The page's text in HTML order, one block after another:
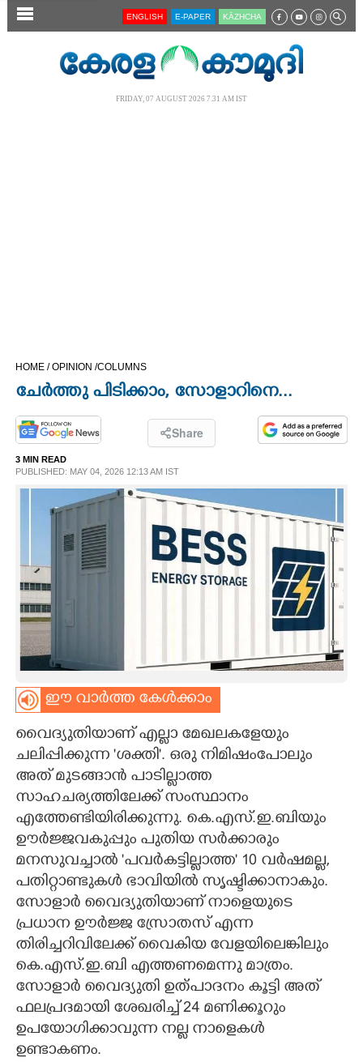
SECTIONS
OPINION
PHOTOS
LIFESTYLE
SPIRITUAL
INFO+
ART
ASTRO
CARTOONS
LITERATURE
ZOOM
CONTACT US
ENGLISH E-PAPER KĀZHCHA
FRIDAY, 07 AUGUST 2026 7.31 AM IST
HOME /OPINION /COLUMNS
ചേർത്തു പിടിക്കാം, സോളാറിനെ...
Share
3 MIN READ
PUBLISHED: MAY 04, 2026 12:13 AM IST
ഈ വാർത്ത കേൾക്കാം
വൈദ്യുതിയാണ് എല്ലാ മേഖലകളേയും
ചലിപ്പിക്കുന്ന 'ശക്തി'. ഒരു നിമിഷംപോലും
അത് മുടങ്ങാൻ പാടില്ലാത്ത
സാഹചര്യത്തിലേക്ക് സംസ്ഥാനം
എത്തേണ്ടിയിരിക്കുന്നു. കെ.എസ്.ഇ.ബിയും
ഊർജ്ജവകുപ്പും പുതിയ സർക്കാരും
മനസുവച്ചാൽ 'പവർകട്ടില്ലാത്ത' 10 വർഷമല്ല,
പതിറ്റാണ്ടുകൾ ഭാവിയിൽ സൃഷ്ടിക്കാനാകും.
സോളാർ വൈദ്യുതിയാണ് നാളെയുടെ
പ്രധാന ഊർജ്ജ സ്രോതസ് എന്ന
തിരിച്ചറിവിലേക്ക് വൈകിയ വേളയിലെങ്കിലും
കെ.എസ്.ഇ.ബി എത്തണമെന്നു മാത്രം.
സോളാർ വൈദ്യുതി ഉത്പാദനം കൂട്ടി അത്
ഫലപ്രദമായി ശേഖരിച്ച് 24 മണിക്കൂറും
ഉപയോഗിക്കാവുന്ന നല്ല നാളെകൾ
ഉണ്ടാകണം.